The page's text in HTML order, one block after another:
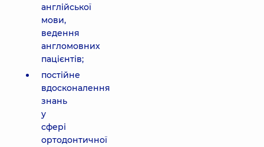
англійської
мови,
ведення
англомовних
пацієнтів;
постійне
вдосконалення
знань
у
сфері
ортодонтичної